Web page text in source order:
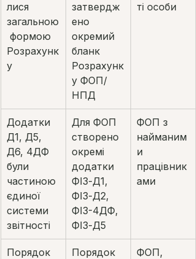
лися
загальною
формою
Розрахунк
у
затвердж
ено
окремий
бланк
Розрахунк
у ФОП/
НПД
ті особи
Додатки
Д1, Д5,
Д6, 4ДФ
були
частиною
єдиної
системи
звітності
Для ФОП
створено
окремі
додатки
ФІЗ-Д1,
ФІЗ-Д2,
ФІЗ-4ДФ,
ФІЗ-Д5
ФОП з
найманим
и
працівник
ами
Порядок
Порядок
ФОП,